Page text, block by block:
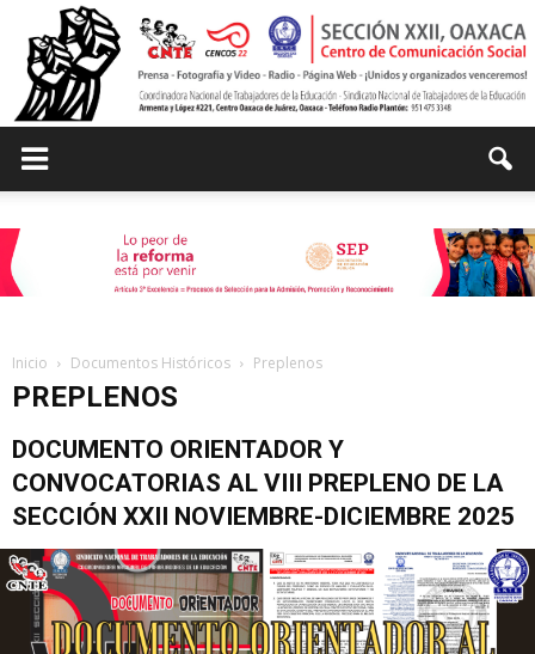
de
de
Inicio Documentos Históricos Preplenos
PREPLENOS
DOCUMENTO ORIENTADOR Y
CONVOCATORIAS AL VIII PREPLENO DE LA
SECCIÓN XXII NOVIEMBRE-DICIEMBRE 2025